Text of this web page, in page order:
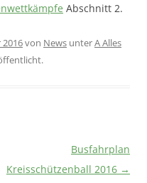
Abschnitt 2.
von News unterA Alles
Busfahrplan
Kreisschützenball 2016 →